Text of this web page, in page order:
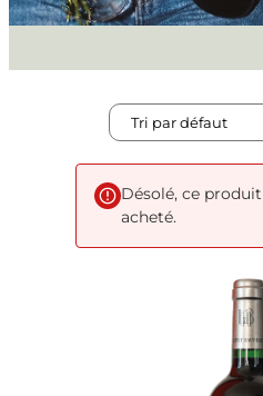
Désolé, ce
acheté.